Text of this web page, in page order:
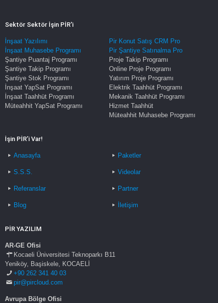
Sektör Sektör İşin PİR'i
İnşaat Yazılımı
İnşaat Muhasebe Programı
Şantiye Puantaj Programı
Şantiye Takip Programı
Şantiye Stok Programı
İnşaat YapSat Programı
İnşaat Taahhüt Programı
Müteahhit YapSat Programı
Pir Konut Satış CRM Pro
Pir Şantiye Satınalma Pro
Proje Takip Programı
Online Proje Programı
Yatırım Proje Programı
Elektrik Taahhüt Programı
Mekanik Taahhüt Programı
Hizmet Taahhüt
Müteahhit Muhasebe Programı
İşin PİR’i Var!
Anasayfa Paketler
S.S.S. Videolar
Referanslar Partner
Blog İletişim
PİR YAZILIM
AR-GE Ofisi
Kocaeli Üniversitesi Teknoparkı B11
Yeniköy, Başiskele, KOCAELİ
+90 262 341 40 03
pir@pircloud.com
Avrupa Bölge Ofisi